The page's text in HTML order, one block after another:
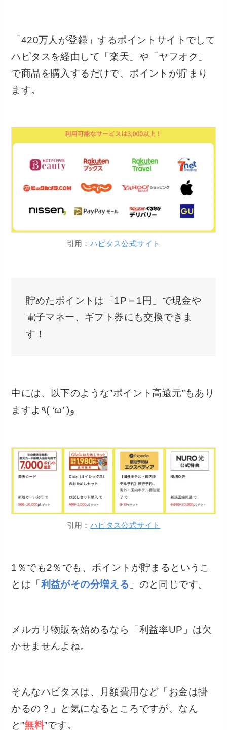
「420万人が登録」するポイントサイトでして
ハピタスを経由して「楽天」や「ヤフオク」
で商品を購入するだけで、ポイントが貯まり
ます。
引用： ハピタス公式サイト
貯めたポイントは「1P＝1円」で現金や
電子マネー、ギフト券にも交換できま
す！
中には、以下のような”ポイント高還元”もあり
ますよ٩( ‘ω’ )و
引用： ハピタス公式サイト
1％でも2％でも、ポイントが貯まるというこ
とは「利益がその分増える 」のと同じです。
メルカリ物販を始めるなら「利益率UP」は欠
かせませんよね。
そんなハピタスは、月額費用など「お金は掛
かるの？」と気になるところですが、なん
と”無料”です。